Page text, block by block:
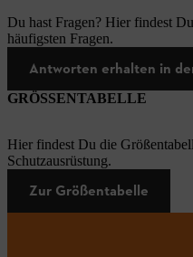
Du hast Fragen? Hier findest
häufigsten Fragen.
Antworten erhalten in
GRÖSSENTABELLE
Hier findest Du die
Schutzausrüstung.
Zur Größentabelle